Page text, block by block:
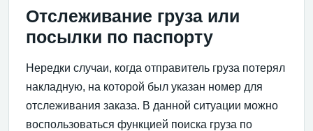
Отслеживание груза или
посылки по паспорту
Нередки случаи, когда отправитель груза потерял
накладную, на которой был указан номер для
отслеживания заказа. В данной ситуации можно
воспользоваться функцией поиска груза по